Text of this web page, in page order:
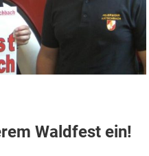
Waldfest ein!